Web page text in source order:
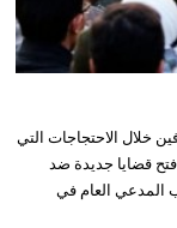
خلال الاحتجاجات التي
فتح قضايا جديدة ضد
المدعي العام في